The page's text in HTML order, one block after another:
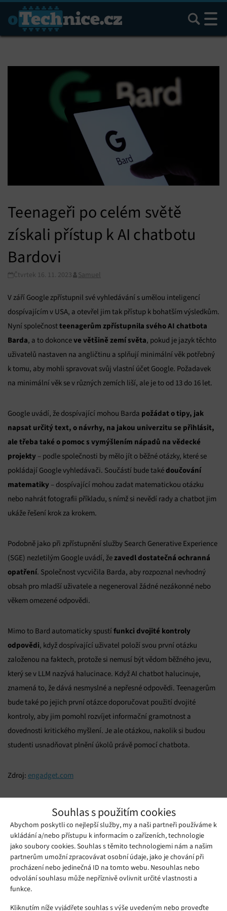
Souhlas s použitím cookies
Abychom poskytli co nejlepší služby, my a naši partneři používáme k
ukládání a/nebo přístupu k informacím o zařízeních, technologie
jako soubory cookies. Souhlas s těmito technologiemi nám a našim
partnerům umožní zpracovávat osobní údaje, jako je chování při
procházení nebo jedinečná ID na tomto webu. Nesouhlas nebo
odvolání souhlasu může nepříznivě ovlivnit určité vlastnosti a
funkce.
Kliknutím níže vyjádřete souhlas s výše uvedeným nebo proveďte
Hledat
Teenageři po celém světě
získali přístup k AI chatbotu
Bardovi
Čtvrtek 16. 11. 2023 Samuel
V září Google zpřístupnil své vyhledávání s umělou inteligencí
dospívajícím v USA, a otevřel jim tak přístup k bohatším výsledkům.
Nyní společnostteenagerům zpřístupnila svého AI chatbota
Barda, a to dokonceve většině zemí světa, pokud je jazyk těchto
uživatelů nastaven na angličtinu a splňují minimální věk potřebný
k tomu, aby mohli spravovat svůj vlastní účet Google. Požadavek
na minimální věk se v různých zemích liší, ale je to od 13 do 16 let.
Google uvádí, že dospívající mohou Barda požádat o tipy, jak
napsat určitý text, o návrhy, na jakou univerzitu se přihlásit,
ale třeba také o pomoc s vymýšlením nápadů na vědecké
projekty – podle společnosti by mělo jít o běžné otázky, které se
pokládají Google vyhledávači. Součástí bude takédoučování
matematiky – dospívající mohou zadat matematickou otázku
nebo nahrát fotografii příkladu, s nímž si nevědí rady a chatbot jim
ukáže řešení krok za krokem.
Podobně jako při zpřístupnění služby Search Generative Experience
(SGE) nezletilým Google uvádí, žezavedl dostatečná ochranná
opatření. Společnost vycvičila Barda, aby rozpoznal nevhodný
obsah pro mladší uživatele a negeneroval žádné nezákonné nebo
věkem omezené odpovědi.
Mimo to Bard automaticky spustífunkci dvojité kontroly
odpovědi, když dospívající uživatel položí svou první otázku
založenou na faktech, protože si nemusí být vědom běžného jevu,
který se v LLM nazývá halucinace. Když AI chatbot halucinuje,
znamená to, že dává nesmyslné a nepřesné odpovědi. Teenagerům
bude také po jejich první otázce doporučovat použití dvojité
kontroly, aby jim pomohl rozvíjet informační gramotnost a
dovednosti kritického myšlení. Je ale otázkou, nakolik si budou
studenti usnadňovat plnění úkolů právě pomocí chatbota.
Zdroj: engadget.com
Mohlo by se vám líbit